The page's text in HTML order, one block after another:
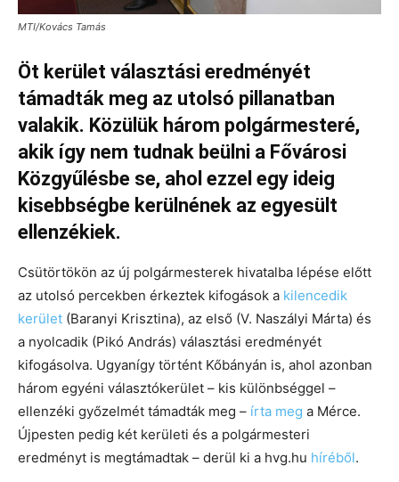
MTI/Kovács Tamás
Öt kerület választási eredményét
támadták meg az utolsó pillanatban
valakik. Közülük három polgármesteré,
akik így nem tudnak beülni a Fővárosi
Közgyűlésbe se, ahol ezzel egy ideig
kisebbségbe kerülnének az egyesült
ellenzékiek.
Csütörtökön az új polgármesterek hivatalba lépése előtt
az utolsó percekben érkeztek kifogások a kilencedik
kerület (Baranyi Krisztina), az első (V. Naszályi Márta) és
a nyolcadik (Pikó András) választási eredményét
kifogásolva. Ugyanígy történt Kőbányán is, ahol azonban
három egyéni választókerület – kis különbséggel –
ellenzéki győzelmét támadták meg – írta meg a Mérce.
Újpesten pedig két kerületi és a polgármesteri
eredményt is megtámadtak – derül ki a hvg.hu híréből.